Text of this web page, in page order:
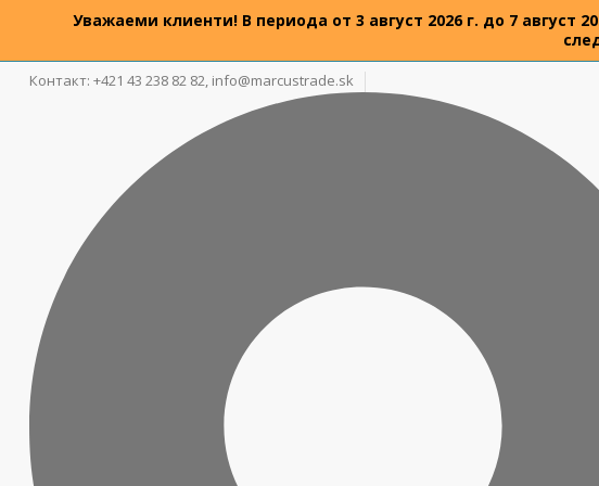
Уважаеми клиенти! В периода от 3 август 2026 г. до 7
Контакт: +421 43 238 82 82, info@marcustrade.sk